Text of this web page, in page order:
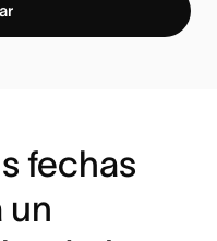
fechas
un